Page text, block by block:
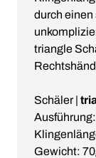
durch
triangle
Schäler |
Gewicht: